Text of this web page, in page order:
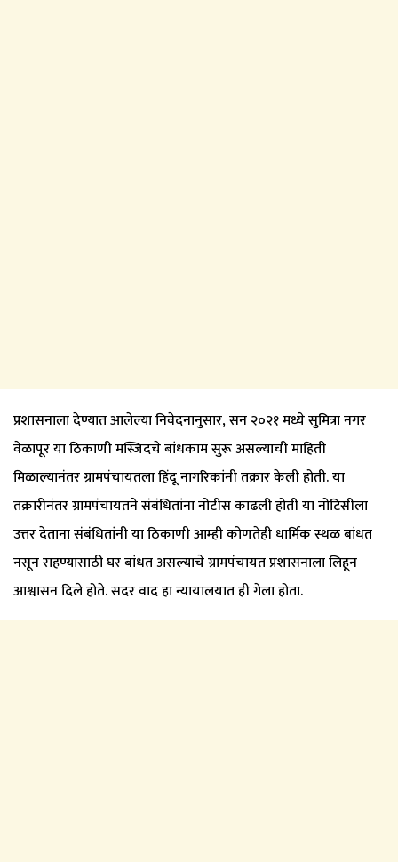
प्रशासनाला देण्यात आलेल्या निवेदनानुसार, सन २०२१ मध्ये सुमित्रा नगर
वेळापूर या ठिकाणी मस्जिदचे बांधकाम सुरू असल्याची माहिती
मिळाल्यानंतर ग्रामपंचायतला हिंदू नागरिकांनी तक्रार केली होती. या
तक्रारीनंतर ग्रामपंचायतने संबंधितांना नोटीस काढली होती या नोटिसीला
उत्तर देताना संबंधितांनी या ठिकाणी आम्ही कोणतेही धार्मिक स्थळ बांधत
नसून राहण्यासाठी घर बांधत असल्याचे ग्रामपंचायत प्रशासनाला लिहून
आश्वासन दिले होते. सदर वाद हा न्यायालयात ही गेला होता.